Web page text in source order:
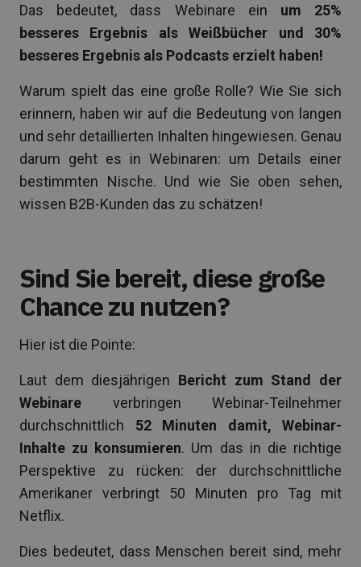
Das bedeutet, dass Webinare ein um 25%
besseres Ergebnis als Weißbücher und 30%
besseres Ergebnis als Podcasts erzielt haben!
Warum spielt das eine große Rolle? Wie Sie sich
erinnern, haben wir auf die Bedeutung von langen
und sehr detaillierten Inhalten hingewiesen. Genau
darum geht es in Webinaren: um Details einer
bestimmten Nische. Und wie Sie oben sehen,
wissen B2B-Kunden das zu schätzen!
Sind Sie bereit, diese große
Chance zu nutzen?
Hier ist die Pointe:
Laut dem diesjährigen Bericht zum Stand der
Webinare verbringen Webinar-Teilnehmer
durchschnittlich 52 Minuten damit, Webinar-
Inhalte zu konsumieren. Um das in die richtige
Perspektive zu rücken: der durchschnittliche
Amerikaner verbringt 50 Minuten pro Tag mit
Netflix.
Dies bedeutet, dass Menschen bereit sind, mehr